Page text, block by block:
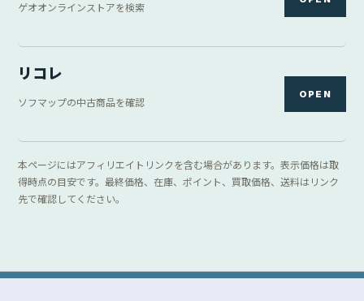
ゲオオンラインストアを検索
リコレ
ソフマップの中古商品を確認
OPEN
本ページにはアフィリエイトリンクを含む場合があります。表示価格は取
得時点の目安です。最終価格、在庫、ポイント、買取価格、送料はリンク
先で確認してください。